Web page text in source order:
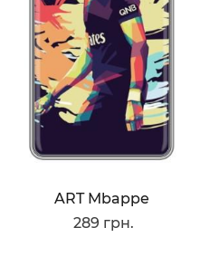
ART Mbappe
289 грн.